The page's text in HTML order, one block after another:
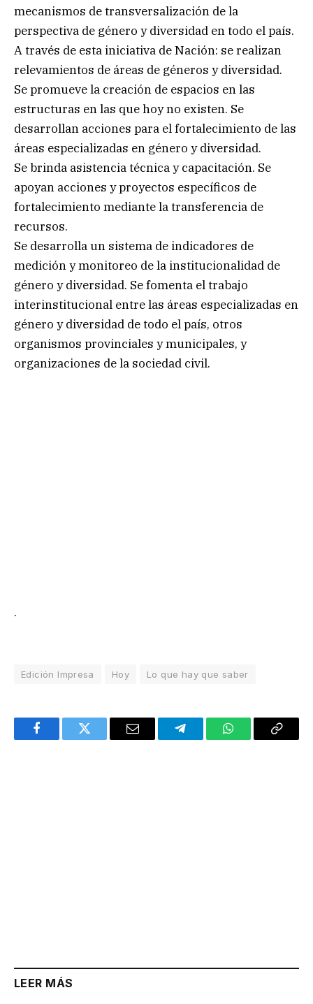
mecanismos de transversalización de la
perspectiva de género y diversidad en todo el país.
A través de esta iniciativa de Nación: se realizan
relevamientos de áreas de géneros y diversidad.
Se promueve la creación de espacios en las
estructuras en las que hoy no existen. Se
desarrollan acciones para el fortalecimiento de las
áreas especializadas en género y diversidad.
Se brinda asistencia técnica y capacitación. Se
apoyan acciones y proyectos específicos de
fortalecimiento mediante la transferencia de
recursos.
Se desarrolla un sistema de indicadores de
medición y monitoreo de la institucionalidad de
género y diversidad. Se fomenta el trabajo
interinstitucional entre las áreas especializadas en
género y diversidad de todo el país, otros
organismos provinciales y municipales, y
organizaciones de la sociedad civil.
.
Edición Impresa Hoy Lo que hay que saber
FacebookTwitter Email TelegramWhatsAppCopy
LEER MÁS